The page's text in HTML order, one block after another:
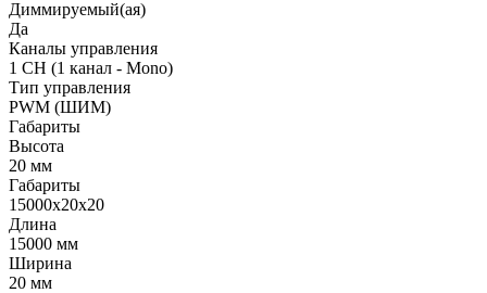
Диммируемый(ая)
Да
Каналы управления
1 CH (1 канал - Mono)
Тип управления
PWM (ШИМ)
Габариты
Высота
20 мм
Габариты
15000x20x20
Длина
15000 мм
Ширина
20 мм